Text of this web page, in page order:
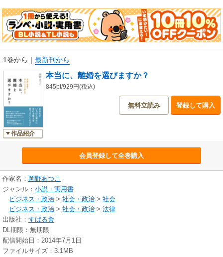
1巻から ｜ 最新刊から
作品紹介
本当に、離婚を選びますか？
845pt/929円(税込)
無料立読み 登録して購入
会員登録して全巻購入
作家名： 岡野あつこ
ジャンル： 小説・実用書
ビジネス・政治 > 社会・政治 > 社会
ビジネス・政治 > 社会・政治 > 法律
出版社： すばる舎
DL期限：無期限
配信開始日：2014年7月1日
ファイルサイズ：3.1MB